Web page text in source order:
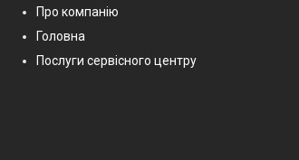
Про компанію
Головна
Послуги сервісного центру